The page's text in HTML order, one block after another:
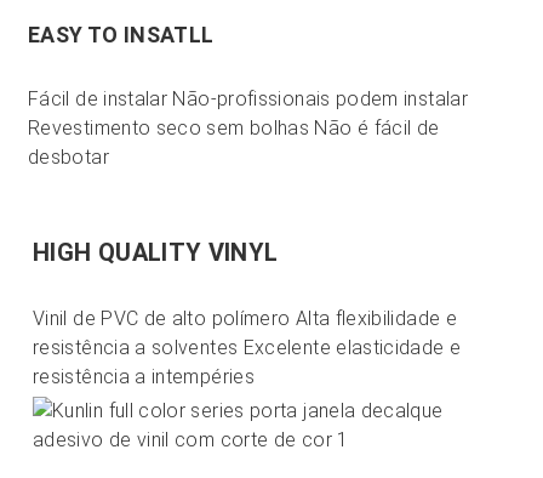
Fácil de instalar Não-profissionais podem instalar
Revestimento seco sem bolhas Não é fácil de
desbotar
Vinil de PVC de alto polímero Alta flexibilidade e
resistência a solventes Excelente elasticidade e